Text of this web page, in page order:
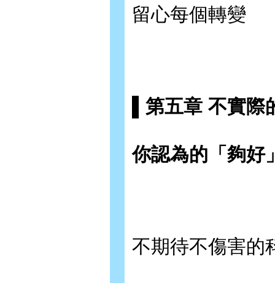
留心每個轉變
▌第五章 不實際
你認為的「夠好
不期待不傷害的